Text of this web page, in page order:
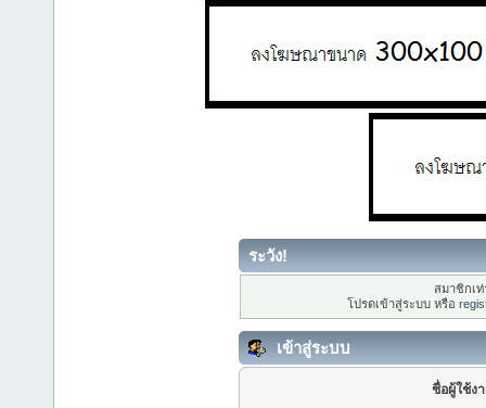
ระวัง!
สมาชิกเ
โปรดเข้าสู่ระบบ หรือ
เข้าสู่ระบบ
ชื่อผู้ใช้ง